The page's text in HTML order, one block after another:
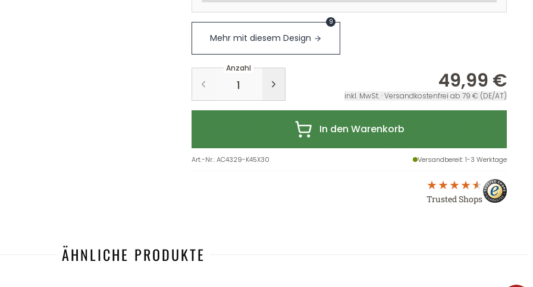
Mehr mit diesem Design
9
Anzahl
49,99 €
inkl. MwSt. · Versandkostenfrei ab 79 € (DE/AT)
In den Warenkorb
Art.-Nr.:AC4329-K45X30 Versandbereit: 1-3 Werktage
Trusted Shops
ÄHNLICHE PRODUKTE